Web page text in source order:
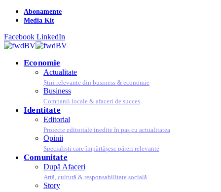
Abonamente
Media Kit
Facebook LinkedIn
Economie
Actualitate
Știri relevante din business & economie
Business
Companii locale & afaceri de succes
Identitate
Editorial
Proiecte editoriale inedite în pas cu actualitatea
Opinii
Specialiști care împărtășesc păreri relevante
Comunitate
După Afaceri
Artă, cultură & responsabilitate socială
Story